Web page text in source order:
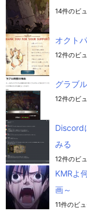
14件のビ
オクト
12件のビ
グラブ
12件のビ
Discord
みる
12件のビ
KMRよ
画～
11件のビ